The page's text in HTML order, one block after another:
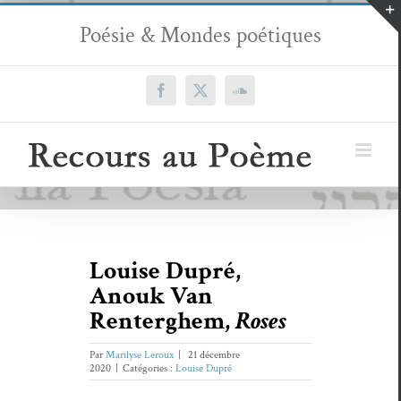
Passer
contenu
Poésie & Mondes poétiques
Facebook
X SoundCloud
Louise Dupré,
Anouk Van
Renterghem,Roses
ParMarilyse Leroux
21 décembre
2020
Catégories : Louise Dupré